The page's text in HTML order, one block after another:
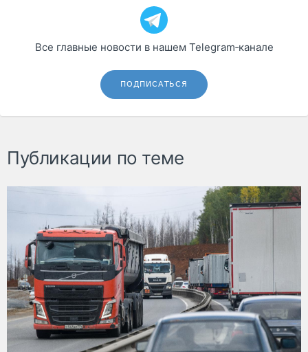
Все главные новости в нашем Telegram‑канале
ПОДПИСАТЬСЯ
Публикации по теме